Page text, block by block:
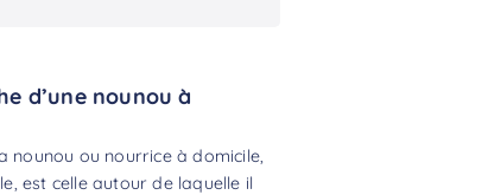
d’une nounou à
nounou ou nourrice à domicile,
est celle autour de laquelle il